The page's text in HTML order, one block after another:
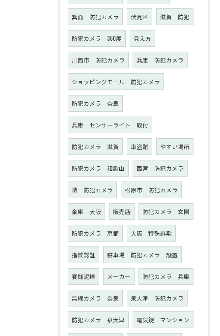
箕面 防犯カメラ 伏見区 滋賀 防犯
防犯カメラ 360度 見え方
川西市 防犯カメラ 兵庫 防犯カメラ
ショッピングモール 防犯カメラ
防犯カメラ 奈良
兵庫 センサーライト 取付
防犯カメラ 滋賀 車盗難 やすい場所
防犯カメラ 和歌山 西宮 防犯カメラ
堺 防犯カメラ 松原市 防犯カメラ
金庫 大阪 販売店 防犯カメラ 玄関
防犯カメラ 京都 大阪 特殊詐欺
指紋認証 駐車場 防犯カメラ 設置
賽銭泥棒 メーカー 防犯カメラ 兵庫
無線カメラ 奈良 泉大津 防犯カメラ
防犯カメラ 泉大津 電気錠 マンション